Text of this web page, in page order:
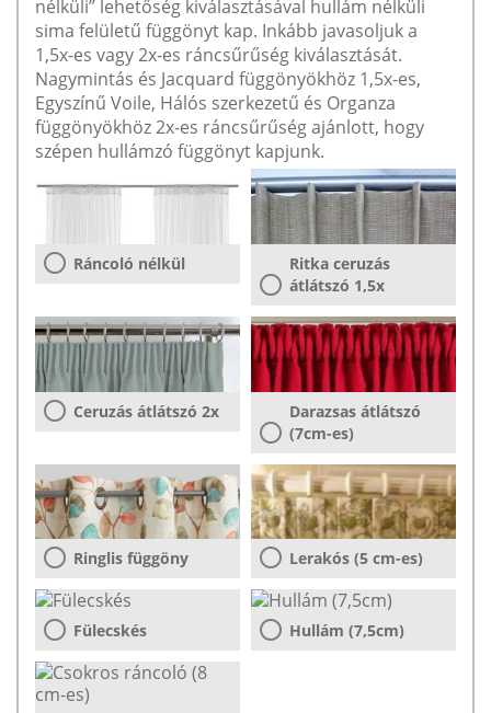
nélküli” lehetőség kiválasztásával hullám nélküli
sima felületű függönyt kap. Inkább javasoljuk a
1,5x-es vagy 2x-es ráncsűrűség kiválasztását.
Nagymintás és Jacquard függönyökhöz 1,5x-es,
Egyszínű Voile, Hálós szerkezetű és Organza
függönyökhöz 2x-es ráncsűrűség ajánlott, hogy
szépen hullámzó függönyt kapjunk.
Ráncoló nélkül
Ritka ceruzás
átlátszó 1,5x
Ceruzás átlátszó 2x
Darazsas átlátszó
(7cm-es)
Ringlis függöny Lerakós (5 cm-es)
Fülecskés Hullám (7,5cm)